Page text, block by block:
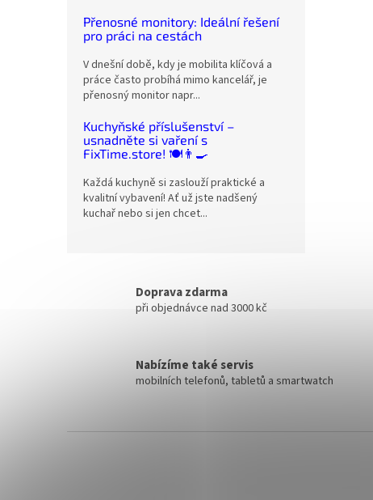
Přenosné monitory: Ideální řešení
pro práci na cestách
V dnešní době, kdy je mobilita klíčová a
práce často probíhá mimo kancelář, je
přenosný monitor napr...
Kuchyňské příslušenství –
usnadněte si vaření s
FixTime.store! 🍽️👨‍🍳
Každá kuchyně si zaslouží praktické a
kvalitní vybavení! Ať už jste nadšený
kuchař nebo si jen chcet...
Doprava zdarma
při objednávce nad 3000 kč
Nabízíme také servis
mobilních telefonů, tabletů a smartwatch